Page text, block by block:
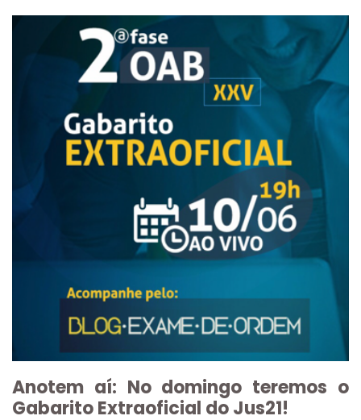
Anotem aí: No domingo teremos o
Gabarito Extraoficial do Jus21!